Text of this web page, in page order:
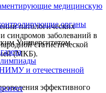
медицинскую
органы
Университетом
и отечественной
патологических
синдромов заболеваний в
статистической
(МКБ).
эффективного